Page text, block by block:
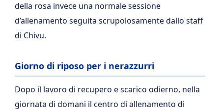
della rosa invece una normale sessione
d’allenamento seguita scrupolosamente dallo staff
di Chivu.
Giorno di riposo per i nerazzurri
Dopo il lavoro di recupero e scarico odierno, nella
giornata di domani il centro di allenamento di